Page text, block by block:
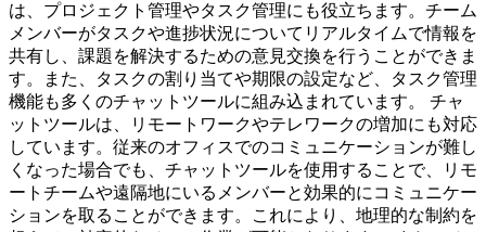
は、プロジェクト管理やタスク管理にも役立ちます。チーム
メンバーがタスクや進捗状況についてリアルタイムで情報を
共有し、課題を解決するための意見交換を行うことができま
す。また、タスクの割り当てや期限の設定など、タスク管理
機能も多くのチャットツールに組み込まれています。 チャ
ットツールは、リモートワークやテレワークの増加にも対応
しています。従来のオフィスでのコミュニケーションが難し
くなった場合でも、チャットツールを使用することで、リモ
ートチームや遠隔地にいるメンバーと効果的にコミュニケー
ションを取ることができます。これにより、地理的な制約を